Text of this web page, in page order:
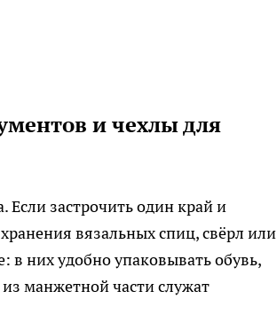
и чехлы для
Если застрочить один край и
вязальных спиц, свёрл или
в них удобно упаковывать обувь,
манжетной части служат